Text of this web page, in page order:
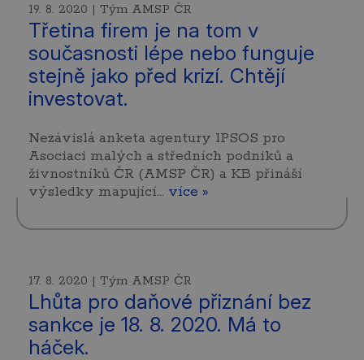
19. 8. 2020 | Tým AMSP ČR
Třetina firem je na tom v
současnosti lépe nebo funguje
stejně jako před krizí. Chtějí
investovat.
Nezávislá anketa agentury IPSOS pro
Asociaci malých a středních podniků a
živnostníků ČR (AMSP ČR) a KB přináší
výsledky mapující… více »
17. 8. 2020 | Tým AMSP ČR
Lhůta pro daňové přiznání bez
sankce je 18. 8. 2020. Má to
háček.